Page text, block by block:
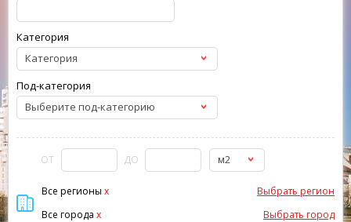
Категория
Категория
Под-категория
Выберите под-категорию
ОТ ДО м2
Все регионы Выбрать регион
x
Все города
Выбрать город
x